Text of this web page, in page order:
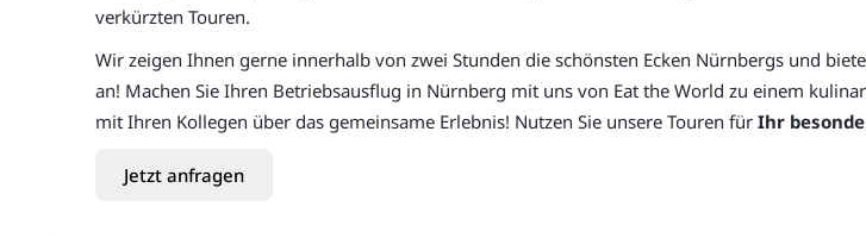
verkürzten Touren.
Wir zeigen Ihnen gerne innerhalb von zwei Stunden die schönsten Ecken Nürnbergs und
an! Machen Sie Ihren Betriebsausflug in Nürnberg mit uns von Eat the World zu einem
mit Ihren Kollegen über das gemeinsame Erlebnis! Nutzen Sie unsere Touren für Ihr
Jetzt anfragen